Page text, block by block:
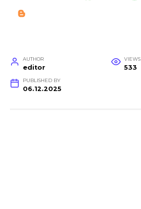
AUTHOR
editor
VIEWS
533
PUBLISHED BY
06.12.2025